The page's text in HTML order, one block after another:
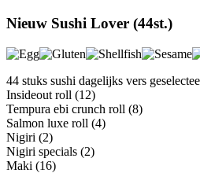
Nieuw Sushi Lover (44st.)
44 stuks sushi dagelijks vers
Insideout roll (12)
Tempura ebi crunch roll (8)
Salmon luxe roll (4)
Nigiri (2)
Nigiri specials (2)
Maki (16)